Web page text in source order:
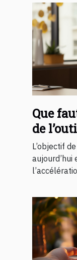
Que
de
L’objectif
aujourd’hui